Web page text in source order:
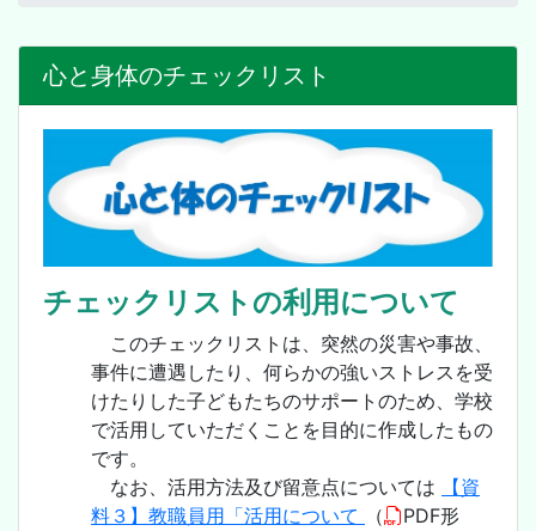
心と身体のチェックリスト
チェックリストの利用について
このチェックリストは、突然の災害や事故、
事件に遭遇したり、何らかの強いストレスを受
けたりした子どもたちのサポートのため、学校
で活用していただくことを目的に作成したもの
です。
なお、活用方法及び留意点については
【資
料３】教職員用「活用について
（
PDF形